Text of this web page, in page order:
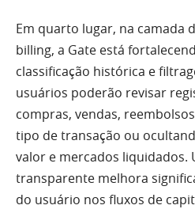
Em quarto lugar, na camada
billing, a Gate está
classificação histórica e
usuários poderão revisar
compras, vendas,
tipo de transação ou
valor e mercados liquidados.
transparente melhora
do usuário nos fluxos de